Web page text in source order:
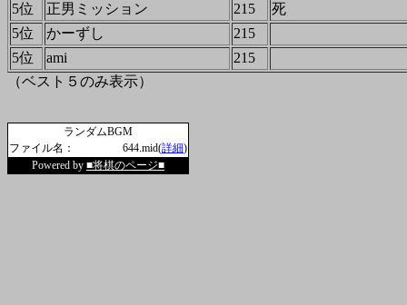
5位
正男ミッション 215
死
5位
かーずし
215
5位
ami
215
（ベスト５のみ表示）
ランダムBGM
ファイル名：
644.mid(詳細)
Powered by ■将棋のページ■